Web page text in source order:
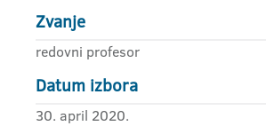
Zvanje
redovni profesor
Datum izbora
30. april 2020.